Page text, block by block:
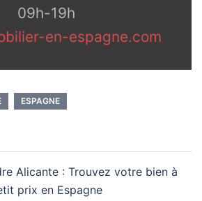
09h-19h
en-espagne.com
ESPAGNE
Alicante : Trouvez votre bien à
prix en Espagne